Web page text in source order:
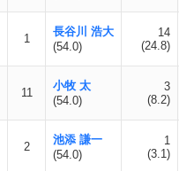
1
長谷川 浩大
(54.0)
14
(24.8)
11
小牧 太
(54.0)
3
(8.2)
2
池添 謙一
(54.0)
1
(3.1)